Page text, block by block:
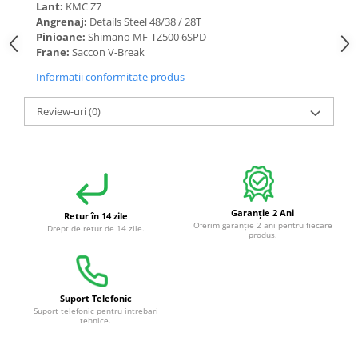
Lant: KMC Z7
Angrenaj: Details Steel 48/38 / 28T
Pinioane: Shimano MF-TZ500 6SPD
Frane: Saccon V-Break
Informatii conformitate produs
Review-uri(0)
Retur în 14 zile
Drept de retur de 14 zile.
Garanție 2 Ani
Oferim garanție 2 ani pentru fiecare
produs.
Suport Telefonic
Suport telefonic pentru intrebari
tehnice.